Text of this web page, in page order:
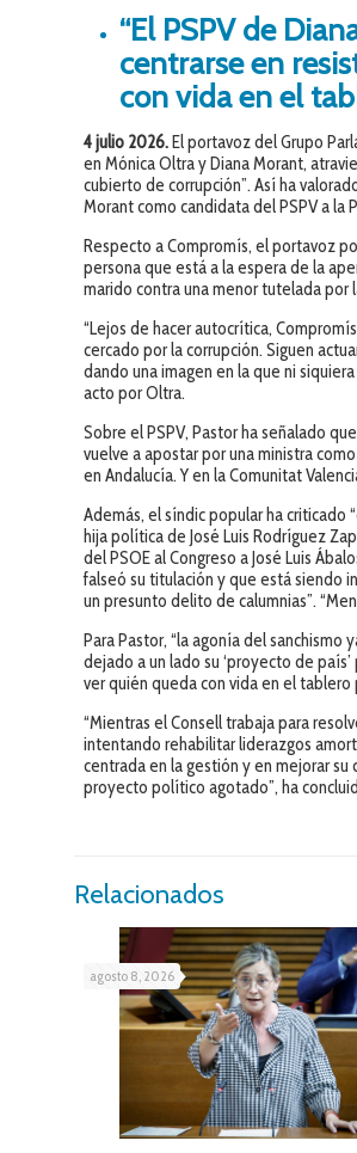
“El PSPV de
centrarse en
con vida en el
4 julio 2026. El portavoz del Grupo
en Mónica Oltra y Diana Morant,
cubierto de corrupción”. Así ha
Morant como candidata del PSPV a la
Respecto a Compromís, el portavoz
persona que está a la espera de la
marido contra una menor tutelada por
“Lejos de hacer autocrítica,
cercado por la corrupción. Siguen
dando una imagen en la que ni
acto por Oltra.
Sobre el PSPV, Pastor ha señalado
vuelve a apostar por una ministra
en Andalucía. Y en la Comunitat
Además, el síndic popular ha
hija política de José Luis Rodríguez
del PSOE al Congreso a José Luis
falseó su titulación y que está siendo
un presunto delito de calumnias”.
Para Pastor, “la agonía del
dejado a un lado su ‘proyecto de
ver quién queda con vida en el tablero
“Mientras el Consell trabaja para
intentando rehabilitar liderazgos
centrada en la gestión y en mejorar
proyecto político agotado”, ha
Relacionados
agosto 8, 2026